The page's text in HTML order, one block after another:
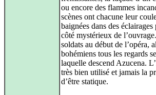
ou encore des flammes
scènes ont chacune leur
baignées dans des
côté mystérieux de
soldats au début de l’opéra,
bohémiens tous les regards
laquelle descend Azucena.
très bien utilisé et jamais la
d’être statique.